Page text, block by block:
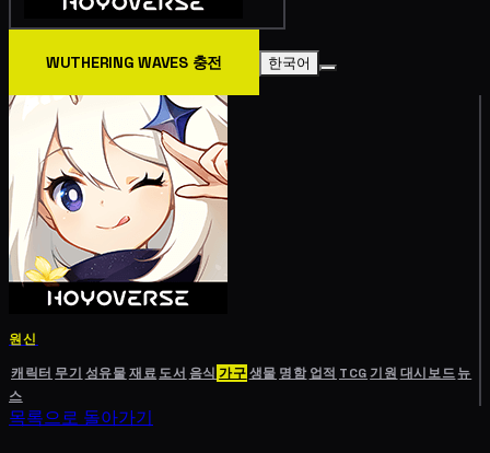
WUTHERING WAVES 충전 한국어
원신
캐릭터 무기 성유물재료도서 음식 가구생물 명함 업적 TCG기원 대시보드뉴
스
목록으로 돌아가기